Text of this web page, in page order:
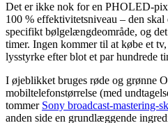
Det er ikke nok for en PHOLED-
100 % effektivitetsniveau – den skal
specifikt bølgelængdeområde, og
timer. Ingen kommer til at købe et
lysstyrke efter blot et par hundrede
I øjeblikket bruges røde og grønne
mobiltelefonstørrelse (med
tommer Sony broadcast-mastering-
anden side en grundlæggende